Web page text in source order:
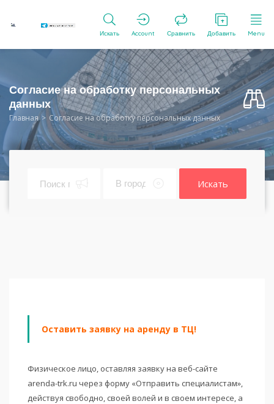
Искать Account Сравнить Добавить Menu
Согласие на обработку персональных
данных
Главная Согласие на обработку персональных данных
Искать
Оставить заявку на аренду в ТЦ!
Физическое лицо, оставляя заявку на веб-сайте
arenda-trk.ru через форму «Отправить специалистам»,
действуя свободно, своей волей и в своем интересе, а